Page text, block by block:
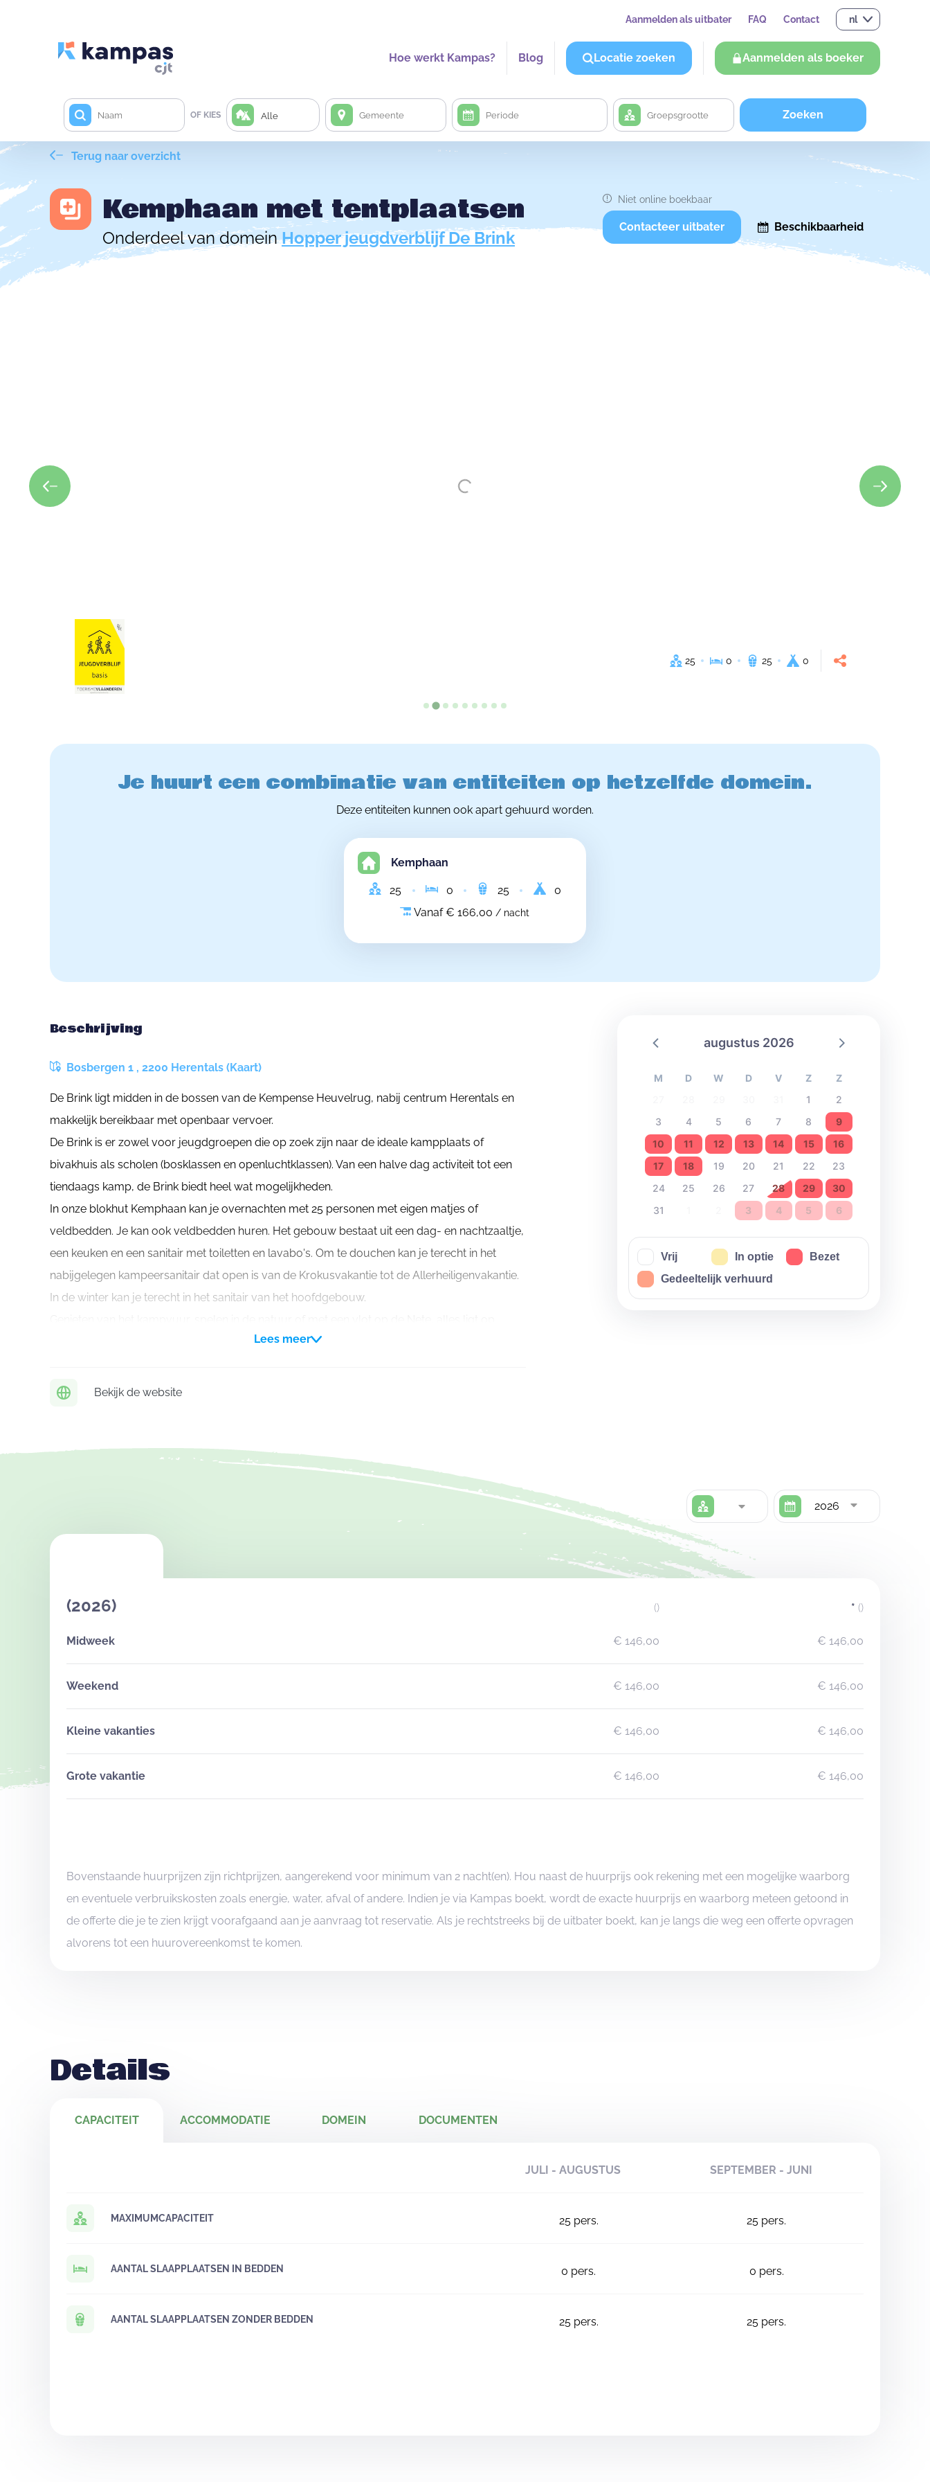
Aanmelden als uitbater FAQ Contact nl
Hoe werkt Kampas? Blog Locatie zoeken Aanmelden als boeker
OF KIES Alle Zoeken
Terug naar overzicht
Kemphaan met tentplaatsen
Onderdeel van domeinHopper jeugdverblijf De Brink
Niet online boekbaar
Contacteer uitbater Beschikbaarheid
25 0 25 0
Je huurt een combinatie van entiteiten op hetzelfde domein.
Deze entiteiten kunnen ook apart gehuurd worden.
Kemphaan
25 0 25
0
Vanaf € 166,00/ nacht
Beschrijving
Bosbergen 1 , 2200 Herentals (Kaart)
De Brink ligt midden in de bossen van de Kempense Heuvelrug, nabij centrum Herentals en
makkelijk bereikbaar met openbaar vervoer.
De Brink is er zowel voor jeugdgroepen die op zoek zijn naar de ideale kampplaats of
bivakhuis als scholen (bosklassen en openluchtklassen). Van een halve dag activiteit tot een
tiendaags kamp, de Brink biedt heel wat mogelijkheden.
In onze blokhut Kemphaan kan je overnachten met 25 personen met eigen matjes of
veldbedden. Je kan ook veldbedden huren. Het gebouw bestaat uit een dag- en nachtzaaltje,
een keuken en een sanitair met toiletten en lavabo's. Om te douchen kan je terecht in het
nabijgelegen kampeersanitair dat open is van de Krokusvakantie tot de Allerheiligenvakantie.
In de winter kan je terecht in het sanitair van het hoofdgebouw.
wandelafstand van De Brink. Herentals en zijn natuurlijke omgeving zijn de ideale uitvalsbasis
Lees meer
Bekijk de website
augustus 2026
M D W D V Z
Z
1
2
3
4 5 6 7 8
9
10
11 12 13 14 15
16
17
18 19 20 21 22
23
24
25 26 27 28 29
30
31
3 4 5 6
Vrij In optie
Bezet
Gedeeltelijk verhuurd
2026
(2026) () * ()
Midweek € 146,00 € 146,00
Weekend € 146,00 € 146,00
Kleine vakanties € 146,00 € 146,00
Grote vakantie € 146,00 € 146,00
Bovenstaande huurprijzen zijn richtprijzen, aangerekend voor minimum van 2 nacht(en). Hou naast de huurprijs ook rekening met een mogelijke waarborg
en eventuele verbruikskosten zoals energie, water, afval of andere. Indien je via Kampas boekt, wordt de exacte huurprijs en waarborg meteen getoond in
de offerte die je te zien krijgt voorafgaand aan je aanvraag tot reservatie. Als je rechtstreeks bij de uitbater boekt, kan je langs die weg een offerte opvragen
alvorens tot een huurovereenkomst te komen.
Details
CAPACITEIT ACCOMMODATIE DOMEIN DOCUMENTEN
JULI - AUGUSTUS SEPTEMBER - JUNI
MAXIMUMCAPACITEIT 25pers. 25 pers.
AANTAL SLAAPPLAATSEN IN BEDDEN 0 pers. 0 pers.
AANTAL SLAAPPLAATSEN ZONDER BEDDEN 25pers. 25 pers.